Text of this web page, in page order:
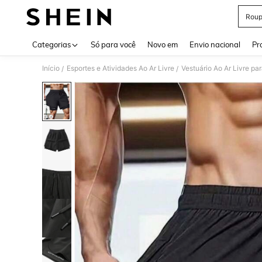
Categorias Só para você Novo em Envio nacional
Início / Esportes e Atividades Ao Ar Livre / Vestuário Ao Ar Livre